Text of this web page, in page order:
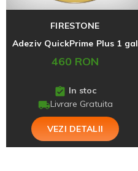
FIRESTONE
Adeziv QuickPrime Plus 1 gal
460 RON
In stoc
Livrare Gratuita
VEZI DETALII